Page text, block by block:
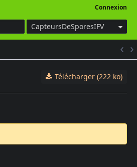
Connexion
CapteursDeSporesIFV
Télécharger (222 ko)